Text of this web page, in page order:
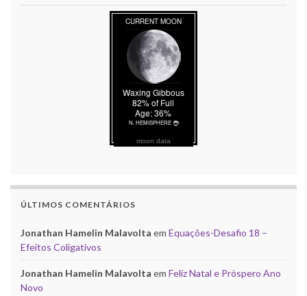
moon data
ÚLTIMOS COMENTÁRIOS
Jonathan Hamelin Malavolta em Equações-Desafio 18 –
Efeitos Coligativos
Jonathan Hamelin Malavolta em Feliz Natal e Próspero Ano
Novo